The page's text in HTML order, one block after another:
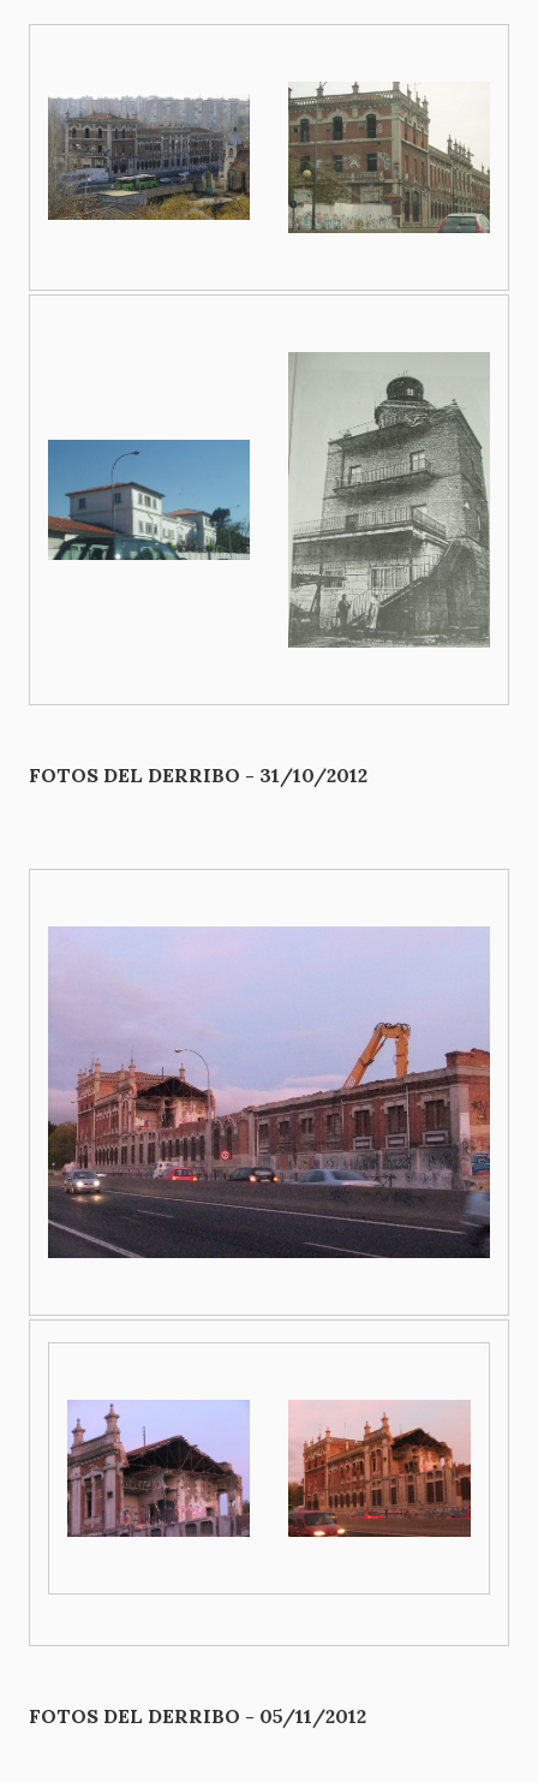
FOTOS DEL DERRIBO - 31/10/2012
FOTOS DEL DERRIBO - 05/11/2012